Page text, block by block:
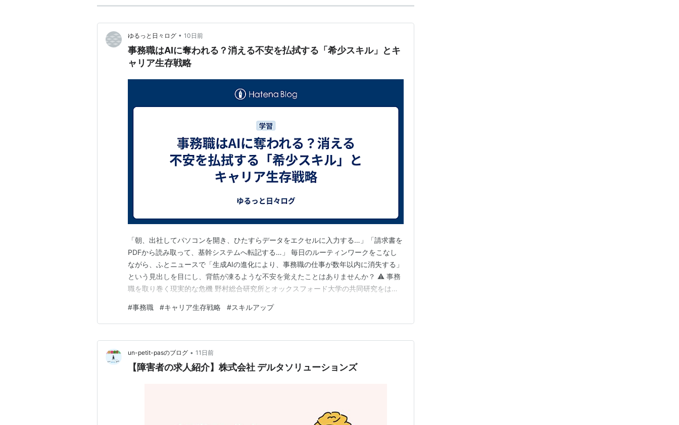
ゆるっと日々ログ • 10日前
事務職はAIに奪われる？消える不安を払拭する「希少スキル」とキ
ャリア生存戦略
「朝、出社してパソコンを開き、ひたすらデータをエクセルに入力する…」「請求書を
PDFから読み取って、基幹システムへ転記する…」 毎日のルーティンワークをこなし
ながら、ふとニュースで「生成AIの進化により、事務職の仕事が数年以内に消失する」
という見出しを目にし、背筋が凍るような不安を覚えたことはありませんか？ ⚠️ 事務
職を取り巻く現実的な危機 野村総合研究所とオックスフォード大学の共同研究をはじ
「一般事務」「経理事務」「営業事務」は、将来的にAIやRPA（自動化ツール）に代替
される確率が最も高い職種の一つとして挙げられ…
#事務職 #キャリア生存戦略 #スキルアップ
un-petit-pasのブログ • 11日前
【障害者の求人紹介】株式会社 デルタソリューションズ